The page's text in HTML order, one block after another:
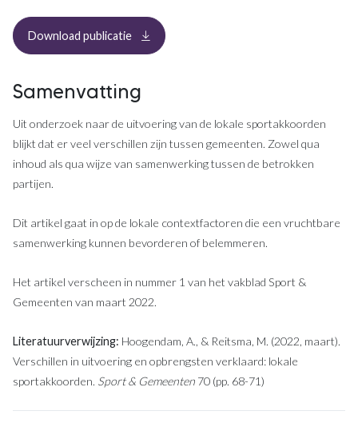
Download publicatie , opent in een nieuw tabblad
Samenvatting
Uit onderzoek naar de uitvoering van de lokale sportakkoorden
blijkt dat er veel verschillen zijn tussen gemeenten. Zowel qua
inhoud als qua wijze van samenwerking tussen de betrokken
partijen.
Dit artikel gaat in op de lokale contextfactoren die een vruchtbare
samenwerking kunnen bevorderen of belemmeren.
Het artikel verscheen in nummer 1 van het vakblad Sport &
Gemeenten van maart 2022.
Literatuurverwijzing: Hoogendam, A., & Reitsma, M. (2022, maart).
Verschillen in uitvoering en opbrengsten verklaard: lokale
sportakkoorden. Sport & Gemeenten 70 (pp. 68-71)